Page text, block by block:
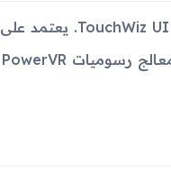
يعمل الجهاز بنظام تشغيل Android 4.2.2 (جيلي بين) مع واجهة مستخدم TouchWiz UI. يعتمد على
شريحة Intel Atom Z2560 مع معالج ثنائي النواة بسرعة 1.6 جيجاهرتز، ومعالج رسوميات PowerVR